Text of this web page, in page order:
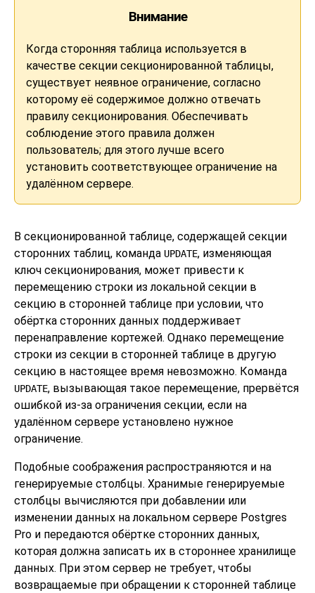
Внимание
Когда сторонняя таблица используется в
качестве секции секционированной таблицы,
существует неявное ограничение, согласно
которому её содержимое должно отвечать
правилу секционирования. Обеспечивать
соблюдение этого правила должен
пользователь; для этого лучше всего
установить соответствующее ограничение на
удалённом сервере.
В секционированной таблице, содержащей секции
сторонних таблиц, команда UPDATE, изменяющая
ключ секционирования, может привести к
перемещению строки из локальной секции в
секцию в сторонней таблице при условии, что
обёртка сторонних данных поддерживает
перенаправление кортежей. Однако перемещение
строки из секции в сторонней таблице в другую
секцию в настоящее время невозможно. Команда
UPDATE, вызывающая такое перемещение, прервётся
ошибкой из-за ограничения секции, если на
удалённом сервере установлено нужное
ограничение.
Подобные соображения распространяются и на
генерируемые столбцы. Хранимые генерируемые
столбцы вычисляются при добавлении или
изменении данных на локальном сервере Postgres
Pro и передаются обёртке сторонних данных,
которая должна записать их в стороннее хранилище
данных. При этом сервер не требует, чтобы
возвращаемые при обращении к сторонней таблице